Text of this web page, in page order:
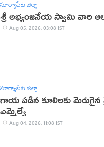
సూర్యాపేట జిల్లా
శ్రీ అభ్యంజనేయ స్వామి వారి
Aug 05, 2026, 03:08 IST
సూర్యాపేట జిల్లా
గాయ పడిన కూలిలకు
ఎమ్మెల్యే
Aug 04, 2026, 11:08 IST